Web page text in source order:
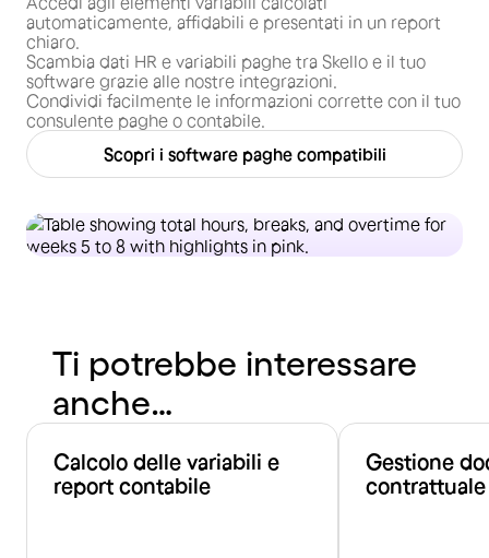
automaticamente, affidabili e presentati in un report
chiaro.
Scambia dati HR e variabili paghe tra Skello e il tuo
software grazie alle nostre integrazioni.
Condividi facilmente le informazioni corrette con il tuo
consulente paghe o contabile.
Scopri i software paghe compatibili
Ti potrebbe interessare
anche…
Calcolo delle variabili e
report contabile
Gestione
contrattuale